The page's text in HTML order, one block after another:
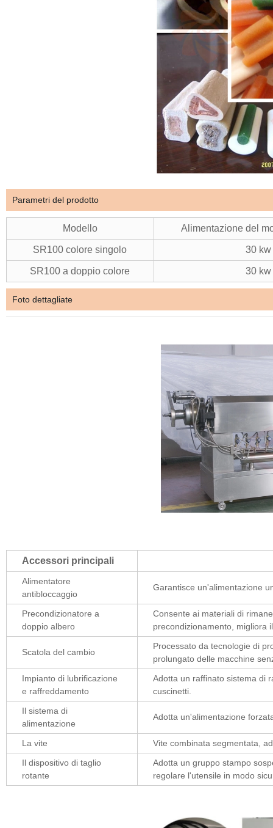
Parametri del prodotto
Modello Alimentazione del
SR100 colore singolo 30 kw
SR100 a doppio colore 30 kw
Foto dettagliate
Accessori principali
Alimentatore
antibloccaggio
Garantisce un'alimentazione
Precondizionatore a
doppio albero
Consente ai materiali di
precondizionamento, migliora
Scatola del cambio
Processato da tecnologie di
prolungato delle macchine
Impianto di lubrificazione
e raffreddamento
Adotta un raffinato sistema di
cuscinetti.
Il sistema di
alimentazione
Adotta un'alimentazione
La vite
Vite combinata segmentata,
Il dispositivo di taglio
rotante
Adotta un gruppo stampo
regolare l'utensile in modo